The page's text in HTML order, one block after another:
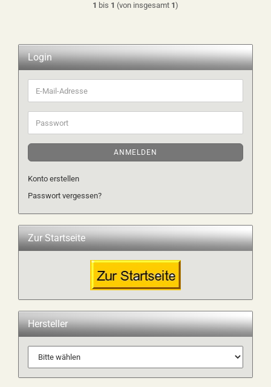
1 bis 1 (von insgesamt 1)
Login
E-
Mail-
Adresse
Passwort
ANMELDEN
Konto erstellen
Passwort vergessen?
Zur Startseite
Hersteller